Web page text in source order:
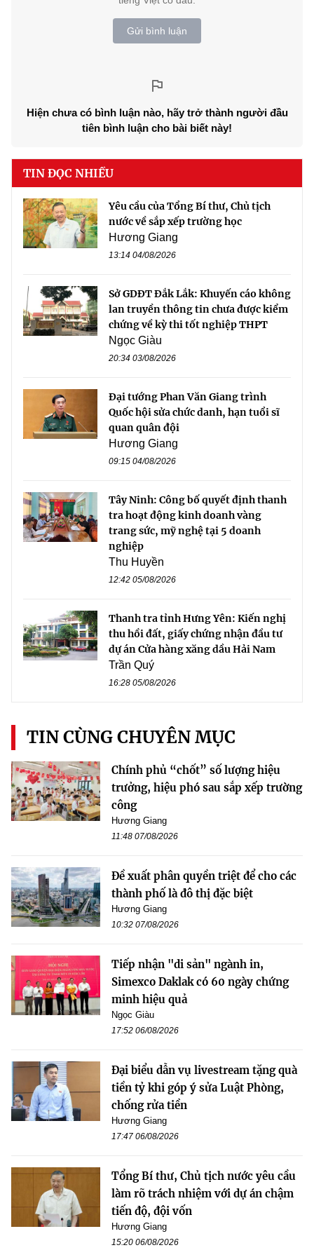
Gửi bình luận
Hiện chưa có bình luận nào, hãy trở thành người đầu
tiên bình luận cho bài biết này!
TIN ĐỌC NHIỀU
Yêu cầu của Tổng Bí thư, Chủ tịch
nước về sắp xếp trường học
Hương Giang
13:14 04/08/2026
Sở GDĐT Đắk Lắk: Khuyến cáo không
lan truyền thông tin chưa được kiểm
chứng về kỳ thi tốt nghiệp THPT
Ngọc Giàu
20:34 03/08/2026
Đại tướng Phan Văn Giang trình
Quốc hội sửa chức danh, hạn tuổi sĩ
quan quân đội
Hương Giang
09:15 04/08/2026
Tây Ninh: Công bố quyết định thanh
tra hoạt động kinh doanh vàng
trang sức, mỹ nghệ tại 5 doanh
nghiệp
Thu Huyền
12:42 05/08/2026
Thanh tra tỉnh Hưng Yên: Kiến nghị
thu hồi đất, giấy chứng nhận đầu tư
dự án Cửa hàng xăng dầu Hải Nam
Trần Quý
16:28 05/08/2026
TIN CÙNG CHUYÊN MỤC
Chính phủ “chốt” số lượng hiệu
trưởng, hiệu phó sau sắp xếp trường
công
Hương Giang
11:48 07/08/2026
Đề xuất phân quyền triệt để cho các
thành phố là đô thị đặc biệt
Hương Giang
10:32 07/08/2026
Tiếp nhận "di sản" ngành in,
Simexco Daklak có 60 ngày chứng
minh hiệu quả
Ngọc Giàu
17:52 06/08/2026
Đại biểu dẫn vụ livestream tặng quà
tiền tỷ khi góp ý sửa Luật Phòng,
chống rửa tiền
Hương Giang
17:47 06/08/2026
Tổng Bí thư, Chủ tịch nước yêu cầu
làm rõ trách nhiệm với dự án chậm
tiến độ, đội vốn
Hương Giang
15:20 06/08/2026